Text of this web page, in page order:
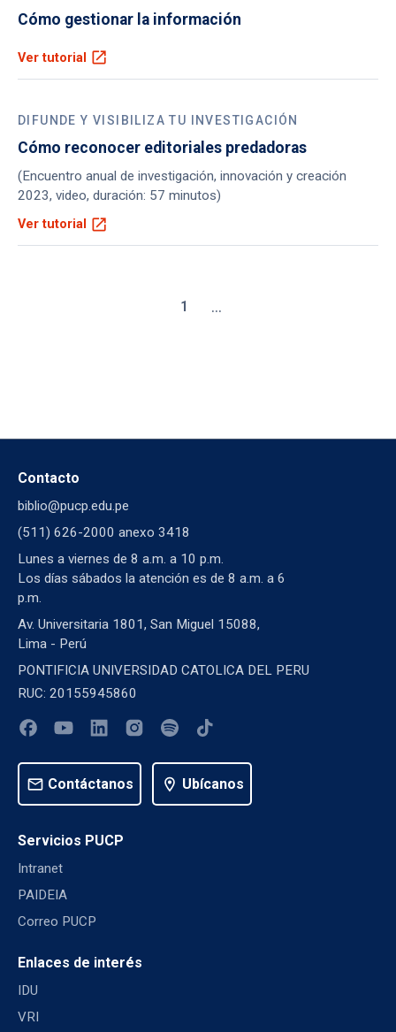
Cómo gestionar la información
Ver tutorial open_in_new
DIFUNDE Y VISIBILIZA TU INVESTIGACIÓN
Cómo reconocer editoriales predadoras
(Encuentro anual de investigación, innovación y creación
2023, video, duración: 57 minutos)
Ver tutorial open_in_new
1 ...
Contacto
biblio@pucp.edu.pe
(511) 626-2000 anexo 3418
Lunes a viernes de 8 a.m. a 10 p.m.
Los días sábados la atención es de 8 a.m. a 6
p.m.
Av. Universitaria 1801, San Miguel 15088,
Lima - Perú
PONTIFICIA UNIVERSIDAD CATOLICA DEL PERU
RUC: 20155945860
mail Contáctanos location_on Ubícanos
Servicios PUCP
Intranet
PAIDEIA
Correo PUCP
Enlaces de interés
IDU
VRI